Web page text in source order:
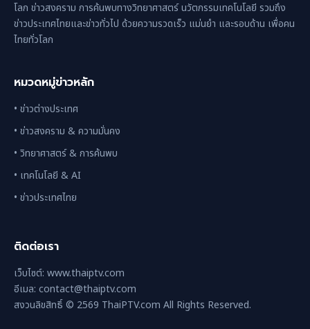
โลก ข่าวสงคราม การค้นพบทางวิทยาศาสตร์ นวัตกรรมเทคโนโลยี รวมถึง
ข่าวประเทศไทยและข่าวทั่วไป ด้วยความรวดเร็ว แม่นยำ และรอบด้าน เพื่อคน
ไทยทั่วโลก
หมวดหมู่ข่าวหลัก
• ข่าวต่างประเทศ
• ข่าวสงคราม & ความมั่นคง
• วิทยาศาสตร์ & การค้นพบ
• เทคโนโลยี & AI
• ข่าวประเทศไทย
ติดต่อเรา
เว็บไซต์: www.thaiptv.com
อีเมล: contact@thaiptv.com
สงวนลิขสิทธิ์ © 2569 ThaiPTV.com All Rights Reserved.